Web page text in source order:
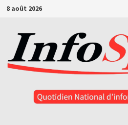
Passer
contenu
8 août 2026